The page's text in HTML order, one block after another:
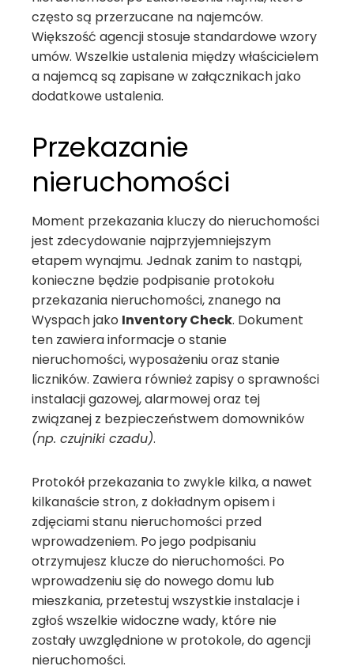
często są przerzucane na najemców.
Większość agencji stosuje standardowe wzory
umów. Wszelkie ustalenia między właścicielem
a najemcą są zapisane w załącznikach jako
dodatkowe ustalenia.
Przekazanie
nieruchomości
Moment przekazania kluczy do nieruchomości
jest zdecydowanie najprzyjemniejszym
etapem wynajmu. Jednak zanim to nastąpi,
konieczne będzie podpisanie protokołu
przekazania nieruchomości, znanego na
Wyspach jako Inventory Check. Dokument
ten zawiera informacje o stanie
nieruchomości, wyposażeniu oraz stanie
liczników. Zawiera również zapisy o sprawności
instalacji gazowej, alarmowej oraz tej
związanej z bezpieczeństwem domowników
(np. czujniki czadu).
Protokół przekazania to zwykle kilka, a nawet
kilkanaście stron, z dokładnym opisem i
zdjęciami stanu nieruchomości przed
wprowadzeniem. Po jego podpisaniu
otrzymujesz klucze do nieruchomości. Po
wprowadzeniu się do nowego domu lub
mieszkania, przetestuj wszystkie instalacje i
zgłoś wszelkie widoczne wady, które nie
zostały uwzględnione w protokole, do agencji
nieruchomości.